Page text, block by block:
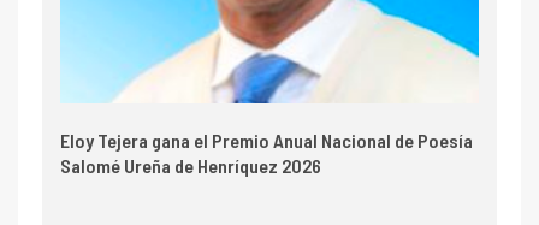
Eloy Tejera gana el Premio Anual Nacional de Poesía
Salomé Ureña de Henríquez 2026